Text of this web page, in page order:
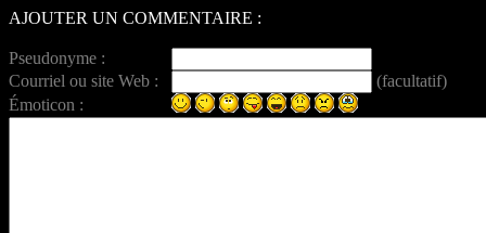
AJOUTER UN COMMENTAIRE :
Pseudonyme :
Courriel ou site Web :
(facultatif)
Émoticon :